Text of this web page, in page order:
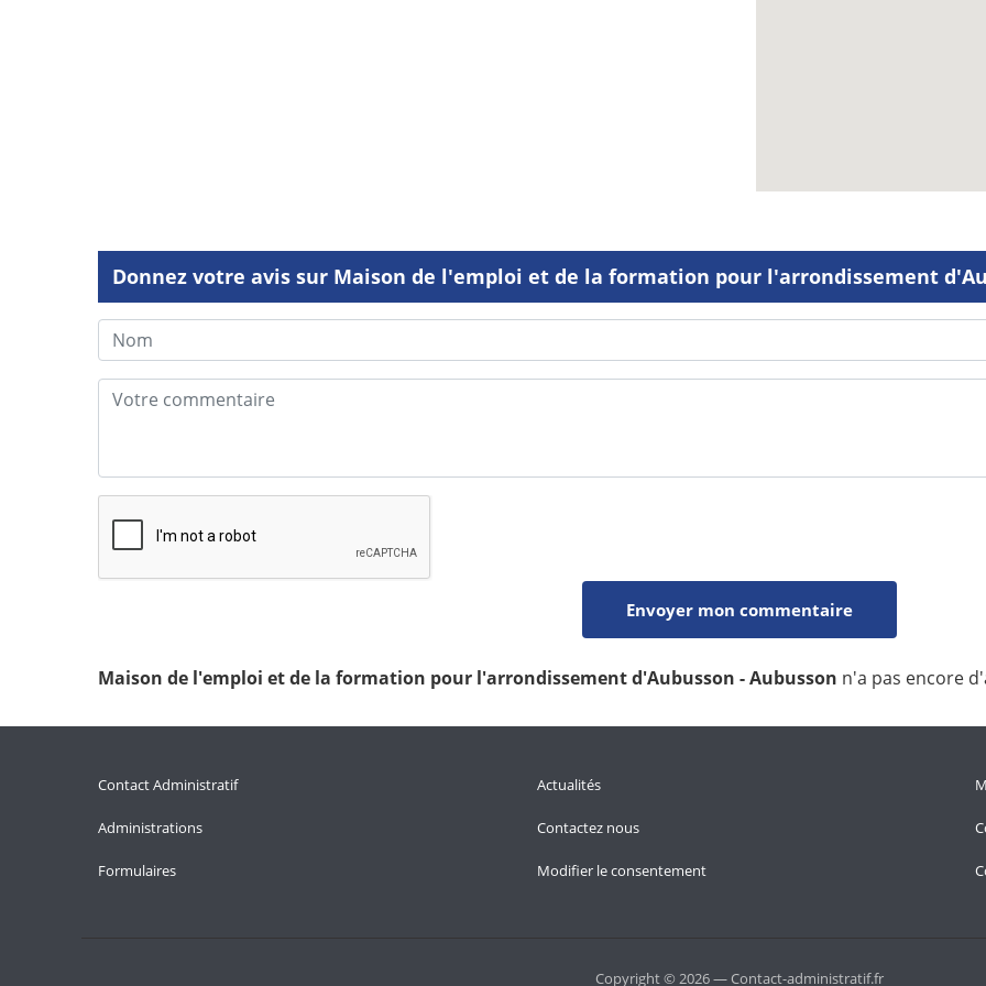
Donnez votre avis sur Maison de l'emploi et de la formation pour l'arrondissement
Maison de l'emploi et de la formation pour l'arrondissement d'Aubusson - Aubusson n'a pas encore
Contact Administratif
Administrations
Formulaires
Actualités
Contactez nous
Modifier le consentement
Copyright © 2026 — Contact-administratif.fr